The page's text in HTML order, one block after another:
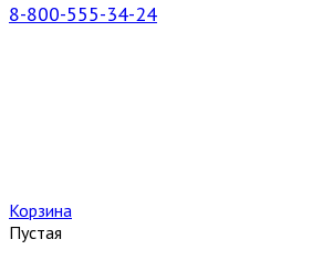
8-800-555-34-24
Корзина
Пустая